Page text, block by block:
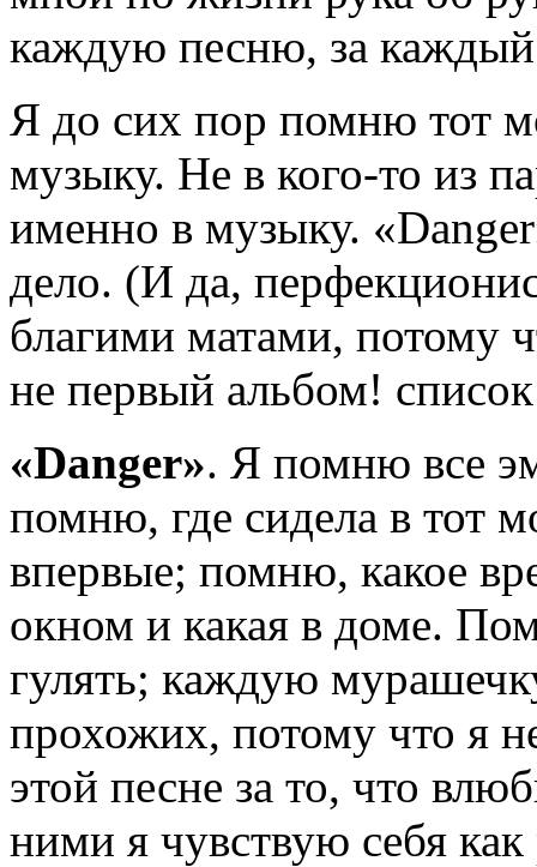
каждую песню, за
Я до сих пор помню тот
музыку. Не в кого-то из
именно в музыку.
дело. (И да,
благими матами, потому
не первый альбом!
«Danger». Я помню все
помню, где сидела в тот
впервые; помню, какое
окном и какая в доме.
гулять; каждую
прохожих, потому что я
этой песне за то, что
ними я чувствую себя как